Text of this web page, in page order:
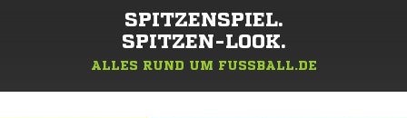
SPITZENSPIEL.
SPITZEN-LOOK.
ALLES RUND UM FUSSBALL.DE